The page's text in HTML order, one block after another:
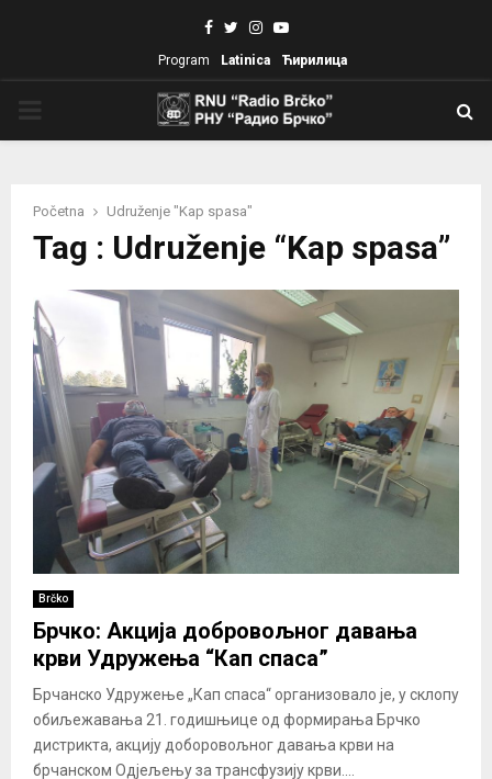
Facebook
TwitterInstagram
Youtube
Program Latinica Ћирилица
Početna Udruženje "Kap spasa"
Tag : Udruženje “Kap spasa”
Brčko
Брчко: Акција добровољног давања
крви Удружења “Кап спаса”
Брчанско Удружење „Кап спаса“ организовало је, у склопу
обиљежавања 21. годишњице од формирања Брчко
дистрикта, акцију доборовољног давања крви на
брчанском Одјељењу за трансфузију крви....